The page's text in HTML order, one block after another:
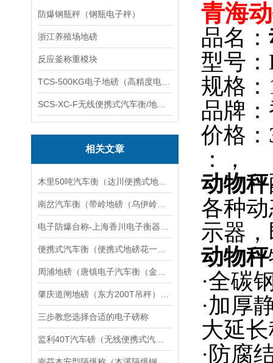
防爆钢瓶秤（钢瓶电子秤）
浙江养殖场地磅
反应釜称重模块
相关文章
三步教您选择合适的电子磅称
青海
品名：
型号
规格：
品牌
价格：
：，
动物秤
各种
示器
动物秤
·全碳
·加厚
大延
·防腐